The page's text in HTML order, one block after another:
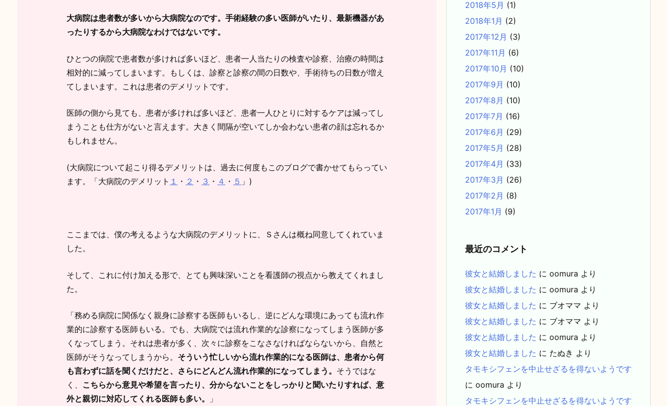
大病院は患者数が多いから大病院なのです。手術経験の多い医師がいたり、最新機器があ
ったりするから大病院なわけではないです。
ひとつの病院で患者数が多ければ多いほど、患者一人当たりの検査や診察、治療の時間は
相対的に減ってしまいます。もしくは、診察と診察の間の日数や、手術待ちの日数が増え
てしまいます。これは患者のデメリットです。
医師の側から見ても、患者が多ければ多いほど、患者一人ひとりに対するケアは減ってし
まうことも仕方がないと言えます。大きく間隔が空いてしか会わない患者の顔は忘れるか
もしれません。
(大病院について起こり得るデメリットは、過去に何度もこのブログで書かせてもらってい
ます。「大病院のデメリット １ ・ ２ ・ ３ ・ ４ ・ ５ 」)
ここまでは、僕の考えるような大病院のデメリットに、Ｓさんは概ね同意してくれていま
した。
そして、これに付け加える形で、とても興味深いことを看護師の視点から教えてくれまし
た。
「務める病院に関係なく親身に診察する医師もいるし、逆にどんな環境にあっても流れ作
業的に診察する医師もいる。でも、大病院では流れ作業的な診察になってしまう医師が多
くなってしまう。それは患者が多く、次々に診察をこなさなければならないから、自然と
医師がそうなってしまうから。 そういう忙しいから流れ作業的になる医師は、患者から何
も言わずに話を聞くだけだと、さらにどんどん流れ作業的になってしまう。 そうではな
く、 こちらから意見や希望を言ったり、分からないことをしっかりと聞いたりすれば、意
外と親切に対応してくれる医師も多い。
」
2018年5月 (1)
2018年1月 (2)
2017年12月 (3)
2017年11月 (6)
2017年10月 (10)
2017年9月 (10)
2017年8月 (10)
2017年7月 (16)
2017年6月 (29)
2017年5月 (28)
2017年4月 (33)
2017年3月 (26)
2017年2月 (8)
2017年1月 (9)
最近のコメント
彼女と結婚しました に oomura より
彼女と結婚しました に oomura より
彼女と結婚しました に ブオママ より
彼女と結婚しました に ブオママ より
彼女と結婚しました に oomura より
彼女と結婚しました に たぬき より
タモキシフェンを中止せざるを得ないようです
に oomura より
タモキシフェンを中止せざるを得ないようです